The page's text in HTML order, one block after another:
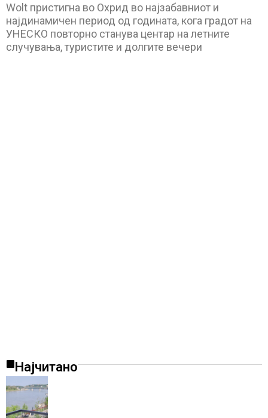
Wolt пристигна во Охрид во најзабавниот и
најдинамичен период од годината, кога градот на
УНЕСКО повторно станува центар на летните
случувања, туристите и долгите вечери
Најчитано